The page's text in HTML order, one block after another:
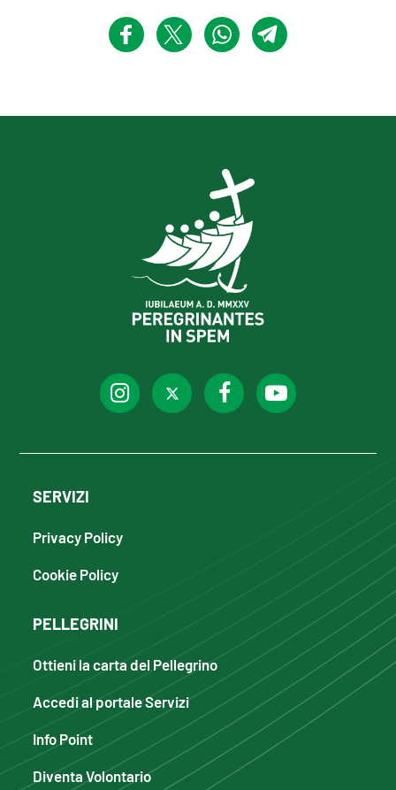
SERVIZI
Privacy Policy
Cookie Policy
PELLEGRINI
Ottieni la carta del Pellegrino
Accedi al portale Servizi
Info Point
Diventa Volontario